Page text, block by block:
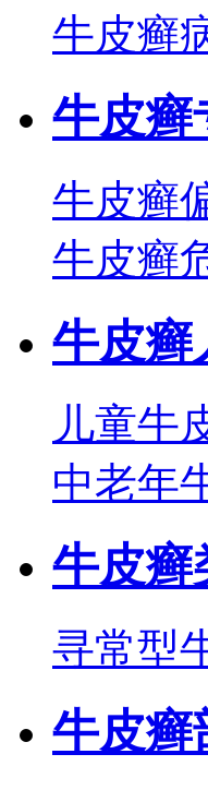
牛皮癣
牛皮癣
牛皮癣
牛皮癣
牛皮癣
儿童牛
中老年
牛皮癣
寻常型
牛皮癣